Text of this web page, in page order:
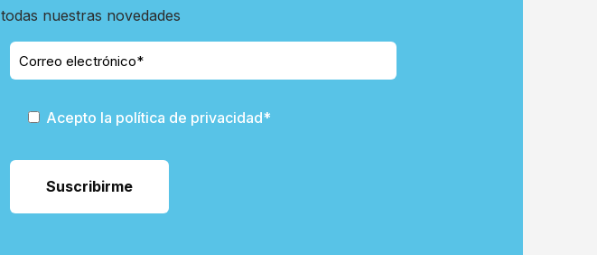
todas nuestras novedades
Acepto la política de privacidad*